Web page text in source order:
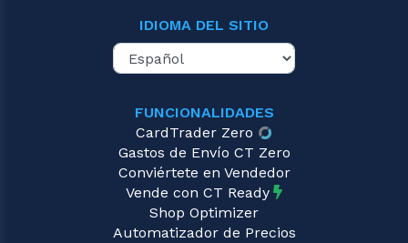
IDIOMA DEL SITIO
FUNCIONALIDADES
CardTrader Zero
Gastos de Envío CT Zero
Conviértete en Vendedor
Vende con CT Ready
Shop Optimizer
Automatizador de Precios